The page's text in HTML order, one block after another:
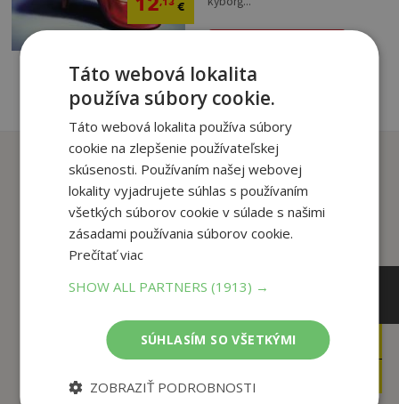
€
Zákazníci, ktorí si kúpili
tento titul si tiež kúpili
6,99€ 12
Táto webová lokalita
používa súbory cookie.
Táto webová lokalita používa súbory
cookie na zlepšenie používateľskej
skúsenosti. Používaním našej webovej
lokality vyjadrujete súhlas s používaním
všetkých súborov cookie v súlade s našimi
zásadami používania súborov cookie.
Prečítať viac
SHOW ALL PARTNERS(1913) →
SÚHLASÍM SO VŠETKÝMI
ZOBRAZIŤ PODROBNOSTI